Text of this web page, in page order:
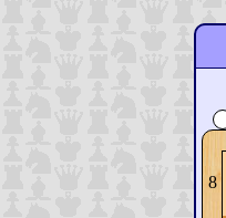
8